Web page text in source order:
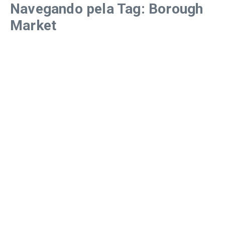
Navegando pela Tag: Borough
Market